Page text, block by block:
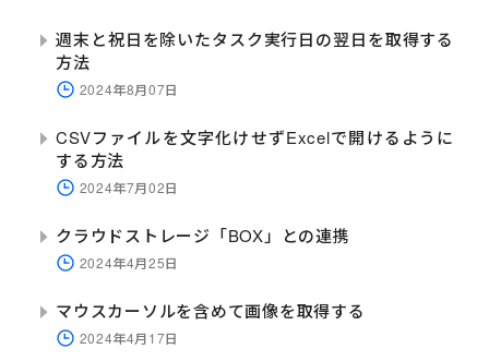
週末と祝日を除いたタスク実行日の翌日を取得する
方法
2024年8月07日
CSVファイルを文字化けせずExcelで開けるように
する方法
2024年7月02日
クラウドストレージ「BOX」との連携
2024年4月25日
マウスカーソルを含めて画像を取得する
2024年4月17日